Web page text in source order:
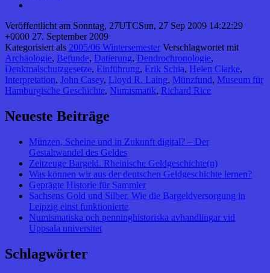
Veröffentlicht am Sonntag, 27UTCSun, 27 Sep 2009 14:22:29
+0000 27. September 2009
Kategorisiert als 2005/06 Wintersemester Verschlagwortet mit
Archäologie, Befunde, Datierung, Dendrochronologie,
Denkmalschutzgesetze, Einführung, Erik Schia, Helen Clarke,
Interpretation, John Casey, Lloyd R. Laing, Münzfund, Museum für
Hamburgische Geschichte, Numismatik, Richard Rice
Neueste Beiträge
Münzen, Scheine und in Zukunft digital? – Der
Gestaltwandel des Geldes
Zeitzeuge Bargeld. Rheinische Geldgeschichte(n)
Was können wir aus der deutschen Geldgeschichte lernen?
Geprägte Historie für Sammler
Sachsens Gold und Silber. Wie die Bargeldversorgung in
Leipzig einst funktionierte
Numismatiska och penninghistoriska avhandlingar vid
Uppsala universitet
Schlagwörter